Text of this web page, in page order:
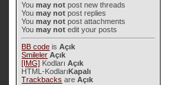
Youmay not post new threads
Youmay not post replies
Youmay not post attachments
Youmay not edit your posts
BB code isAçık
Smileler Açık
[IMG] KodlarıAçık
HTML-KodlarıKapalı
Trackbacks areAçık